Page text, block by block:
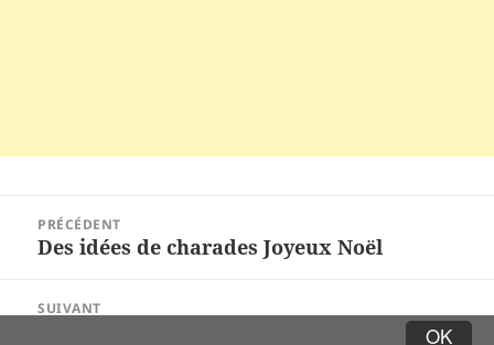
OK
l’article
PRÉCÉDENT
Article
Des idées de charades Joyeux Noël
SUIVANT
Charades d’hiver pour enfants. Des jeux